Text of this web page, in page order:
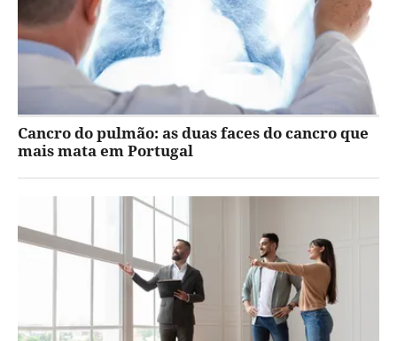
Cancro do pulmão: as duas faces do cancro que
mais mata em Portugal